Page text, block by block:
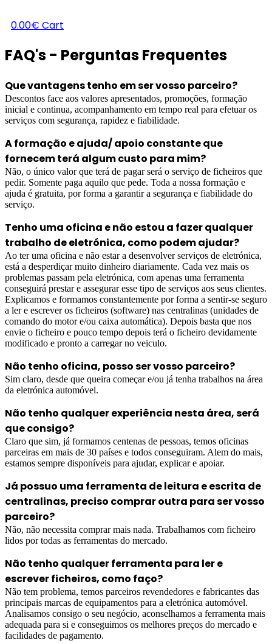
0.00€ Cart
FAQ's - Perguntas Frequentes
Que vantagens tenho em ser vosso parceiro?
Descontos face aos valores apresentados, promoções, formação
inicial e continua, acompanhamento em tempo real para efetuar os
serviços com segurança, rapidez e fiabilidade.
A formação e ajuda/ apoio constante que
fornecem terá algum custo para mim?
Não, o único valor que terá de pagar será o serviço de ficheiros que
pedir. Somente paga aquilo que pede. Toda a nossa formação e
ajuda é gratuita, por forma a garantir a segurança e fiabilidade do
serviço.
Tenho uma oficina e não estou a fazer qualquer
trabalho de eletrónica, como podem ajudar?
Ao ter uma oficina e não estar a desenvolver serviços de eletrónica,
está a desperdiçar muito dinheiro diariamente. Cada vez mais os
problemas passam pela eletrónica, com apenas uma ferramenta
conseguirá prestar e assegurar esse tipo de serviços aos seus clientes.
Explicamos e formamos constantemente por forma a sentir-se seguro
a ler e escrever os ficheiros (software) nas centralinas (unidades de
comando do motor e/ou caixa automática). Depois basta que nos
envie o ficheiro e pouco tempo depois terá o ficheiro devidamente
modificado e pronto a carregar no veiculo.
Não tenho oficina, posso ser vosso parceiro?
Sim claro, desde que queira começar e/ou já tenha trabalhos na área
da eletrónica automóvel.
Não tenho qualquer experiência nesta área, será
que consigo?
Claro que sim, já formamos centenas de pessoas, temos oficinas
parceiras em mais de 30 países e todos conseguiram. Alem do mais,
estamos sempre disponíveis para ajudar, explicar e apoiar.
Já possuo uma ferramenta de leitura e escrita de
centralinas, preciso comprar outra para ser vosso
parceiro?
Não, não necessita comprar mais nada. Trabalhamos com ficheiro
lidos por todas as ferramentas do mercado.
Não tenho qualquer ferramenta para ler e
escrever ficheiros, como faço?
Não tem problema, temos parceiros revendedores e fabricantes das
principais marcas de equipamentos para a eletrónica automóvel.
Analisamos consigo o seu negócio, aconselhamos a ferramenta mais
adequada para si e conseguimos os melhores preços do mercado e
facilidades de pagamento.